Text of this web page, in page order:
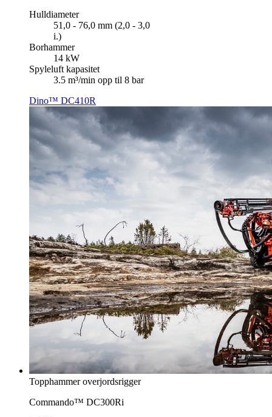
Hulldiameter
51,0 - 76,0 mm (2,0 - 3,0
i.)
Borhammer
14 kW
Spyleluft kapasitet
3.5 m³/min opp til 8 bar
Dino™ DC410R
Topphammer overjordsrigger
Commando™ DC300Ri